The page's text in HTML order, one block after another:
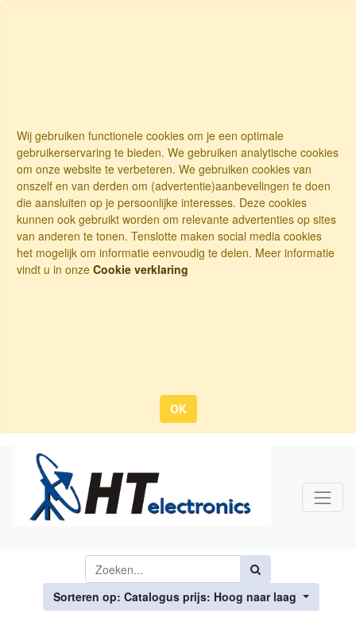
Wij gebruiken functionele cookies om je een optimale
gebruikerservaring te bieden. We gebruiken analytische cookies
om onze website te verbeteren. We gebruiken cookies van
onszelf en van derden om (advertentie)aanbevelingen te doen
die aansluiten op je persoonlijke interesses. Deze cookies
kunnen ook gebruikt worden om relevante advertenties op sites
van anderen te tonen. Tenslotte maken social media cookies
het mogelijk om informatie eenvoudig te delen. Meer informatie
vindt u in onze Cookie verklaring
OK
Sorteren op: Catalogus prijs: Hoog naar laag